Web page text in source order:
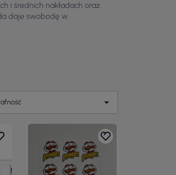
i średnich nakładach oraz
daje swobodę w
